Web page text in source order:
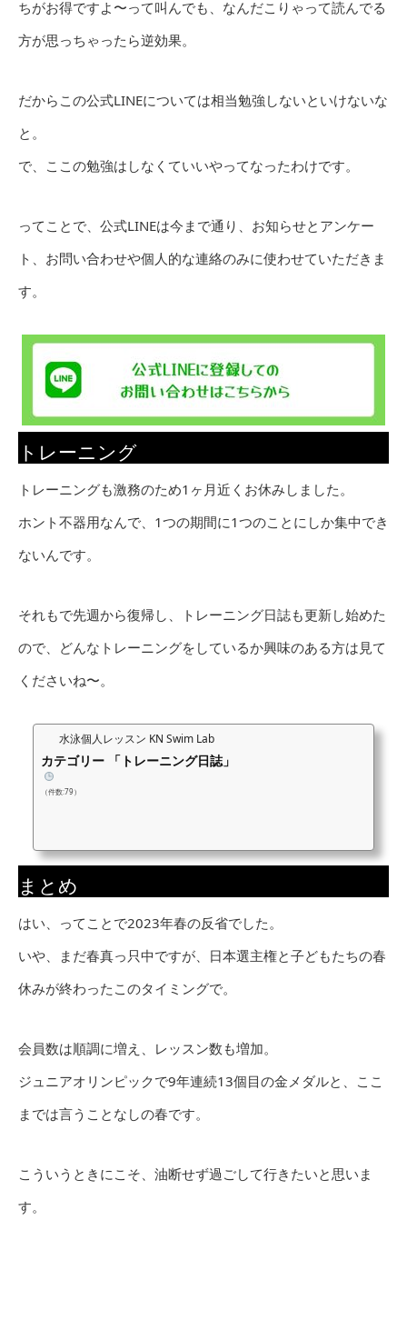
ちがお得ですよ〜って叫んでも、なんだこりゃって読んでる
方が思っちゃったら逆効果。
だからこの公式LINEについては相当勉強しないといけないな
と。
で、ここの勉強はしなくていいやってなったわけです。
ってことで、公式LINEは今まで通り、お知らせとアンケー
ト、お問い合わせや個人的な連絡のみに使わせていただきま
す。
トレーニング
トレーニングも激務のため1ヶ月近くお休みしました。
ホント不器用なんで、1つの期間に1つのことにしか集中でき
ないんです。
それもで先週から復帰し、トレーニング日誌も更新し始めた
ので、どんなトレーニングをしているか興味のある方は見て
くださいね〜。
水泳個人レッスン KN Swim Lab
カテゴリー 「トレーニング日誌」
（件数:79）
まとめ
はい、ってことで2023年春の反省でした。
いや、まだ春真っ只中ですが、日本選主権と子どもたちの春
休みが終わったこのタイミングで。
会員数は順調に増え、レッスン数も増加。
ジュニアオリンピックで9年連続13個目の金メダルと、ここ
までは言うことなしの春です。
こういうときにこそ、油断せず過ごして行きたいと思いま
す。